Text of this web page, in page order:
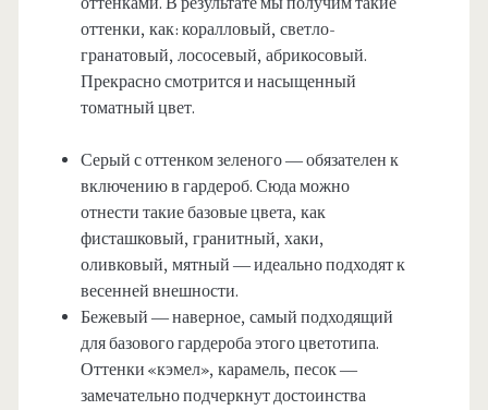
оттенки, как: коралловый, светло-
гранатовый, лососевый, абрикосовый.
Прекрасно смотрится и насыщенный
томатный цвет.
Серый с оттенком зеленого — обязателен к
включению в гардероб. Сюда можно
отнести такие базовые цвета, как
фисташковый, гранитный, хаки,
оливковый, мятный — идеально подходят к
весенней внешности.
Бежевый — наверное, самый подходящий
для базового гардероба этого цветотипа.
Оттенки «кэмел», карамель, песок —
замечательно подчеркнут достоинства